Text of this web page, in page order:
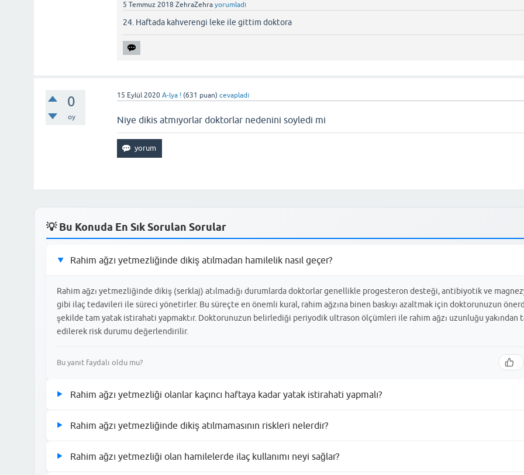
5 Temmuz 2018 ZehraZehra yorumladı
24. Haftada kahverengi leke ile gittim doktora
0
oy
15 Eylül 2020 A-lya ! (631 puan) cevapladı
Niye dikis atmıyorlar doktorlar nedenini soyledi mi
💡 Bu Konuda En Sık Sorulan Sorular
▶ Rahim ağzı yetmezliğinde dikiş atılmadan hamilelik nasıl geçer?
Rahim ağzı yetmezliğinde dikiş (serklaj) atılmadığı durumlarda doktorlar genellikle progesteron desteği, antibiyotik ve
gibi ilaç tedavileri ile süreci yönetirler. Bu süreçte en önemli kural, rahim ağzına binen baskıyı azaltmak için doktorunuzun
şekilde tam yatak istirahati yapmaktır. Doktorunuzun belirlediği periyodik ultrason ölçümleri ile rahim ağzı uzunluğu yakından
edilerek risk durumu değerlendirilir.
Bu yanıt faydalı oldu mu?
▶ Rahim ağzı yetmezliği olanlar kaçıncı haftaya kadar yatak istirahati yapmalı?
değişiklik gösterir. Genellikle 12 ile 24. haftalar arası en kritik dönem kabul edilir ve bu süreçte ağır kaldırmaktan kaçınmak, uzun
kadar doktor kontrolünde devam ettirilir.
▶ Rahim ağzı yetmezliğinde dikiş atılmamasının riskleri nelerdir?
neden olabilir. Dikiş atılmayan vakalarda rahim ağzı uzunluğu (servikal uzunluk) ultrasonla çok sık takip edilmelidir. Eğer ölçümlerde
▶ Rahim ağzı yetmezliği olan hamilelerde ilaç kullanımı neyi sağlar?